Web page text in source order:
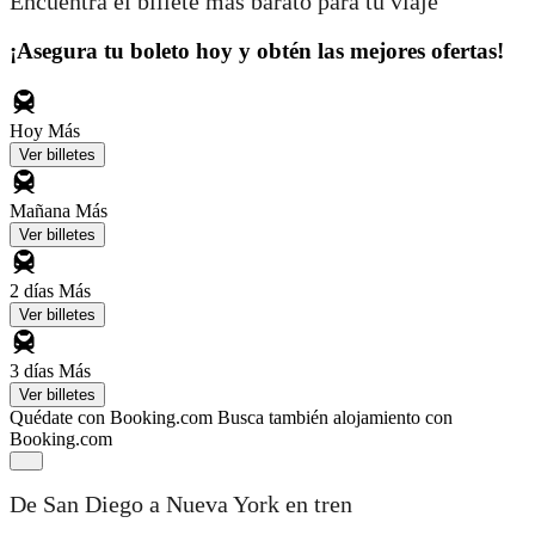
¡Asegura tu boleto hoy y obtén las mejores ofertas!
Hoy Más
Ver billetes
Mañana Más
Ver billetes
2 días Más
Ver billetes
3 días Más
Ver billetes
Quédate con Booking.com Busca también alojamiento con
Booking.com
De San Diego a Nueva York en tren